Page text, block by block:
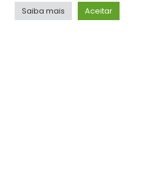
Sábado Aéreo 2026 em
JORNALISMO
Saiba mais Aceitar